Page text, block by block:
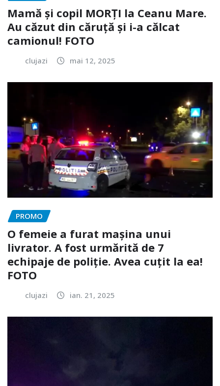
Mamă și copil MORȚI la Ceanu Mare.
Au căzut din căruță și i-a călcat
camionul! FOTO
clujazi mai 12, 2025
PROMO
O femeie a furat mașina unui
livrator. A fost urmărită de 7
echipaje de poliție. Avea cuțit la ea!
FOTO
clujazi ian. 21, 2025